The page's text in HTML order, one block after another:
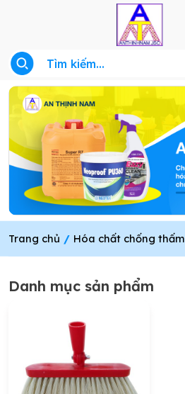
Trang chủ / Hóa chất chống thấm
Danh mục sản phẩm